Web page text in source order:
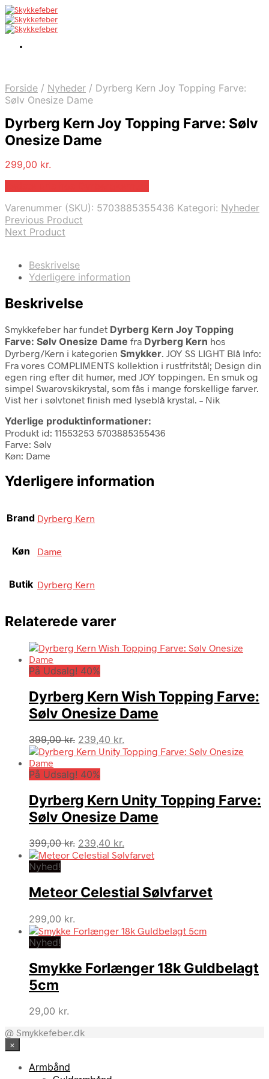
Forside / Nyheder / Dyrberg Kern Joy Topping Farve:
Sølv Onesize Dame
Dyrberg Kern Joy Topping Farve: Sølv
Onesize Dame
299,00 kr.
Varenummer (SKU): 5703885355436 Kategori: Nyheder
Previous Product
Next Product
Beskrivelse
Yderligere information
Beskrivelse
Smykkefeber har fundet Dyrberg Kern Joy Topping
Farve: Sølv Onesize Dame fra Dyrberg Kern hos
Dyrberg/Kern i kategorien Smykker. JOY SS LIGHT Blå Info:
Fra vores COMPLIMENTS kollektion i rustfritstål; Design din
egen ring efter dit humør, med JOY toppingen. En smuk og
simpel Swarovskikrystal, som fås i mange forskellige farver.
Vist her i sølvtonet finish med lyseblå krystal. – Nik
Yderlige produktinformationer:
Produkt id: 11553253 5703885355436
Farve: Sølv
Køn: Dame
Yderligere information
Brand Dyrberg Kern
Køn Dame
Butik Dyrberg Kern
Relaterede varer
På Udsalg! 40%
Dyrberg Kern Wish Topping Farve:
Sølv Onesize Dame
399,00kr. Den
oprindelige
var:
239,40 kr.
aktuelle
På Udsalg! 40%
Dyrberg Kern Unity Topping Farve:
Sølv Onesize Dame
399,00kr. Den
oprindelige
399,00 kr..
239,40 kr.
aktuelle
239,40 kr..
Nyhed!
Meteor Celestial Sølvfarvet
299,00 kr.
Nyhed!
Smykke Forlænger 18k Guldbelagt
5cm
29,00 kr.
@ Smykkefeber.dk
×
Armbånd